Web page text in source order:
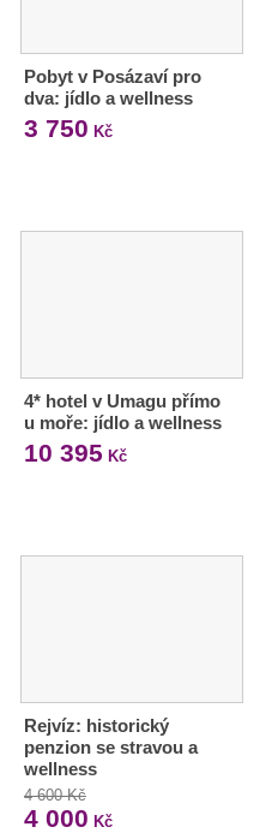
Pobyt v Posázaví pro
dva: jídlo a wellness
3 750 Kč
4* hotel v Umagu přímo
u moře: jídlo a wellness
10 395 Kč
Rejvíz: historický
penzion se stravou a
wellness
4 600 Kč
4 000 Kč